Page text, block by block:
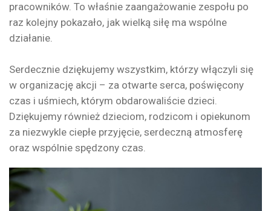
pracowników. To właśnie zaangażowanie zespołu po
raz kolejny pokazało, jak wielką siłę ma wspólne
działanie.
Serdecznie dziękujemy wszystkim, którzy włączyli się
w organizację akcji – za otwarte serca, poświęcony
czas i uśmiech, którym obdarowaliście dzieci.
Dziękujemy również dzieciom, rodzicom i opiekunom
za niezwykle ciepłe przyjęcie, serdeczną atmosferę
oraz wspólnie spędzony czas.